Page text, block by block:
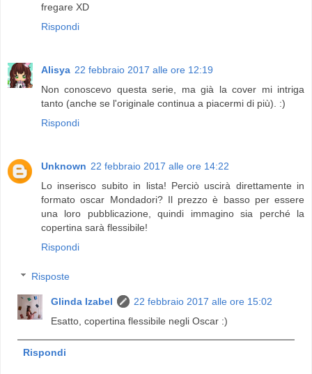
fregare XD
Rispondi
Alisya 22 febbraio 2017 alle ore 12:19
Non conoscevo questa serie, ma già la cover mi intriga
tanto (anche se l'originale continua a piacermi di più). :)
Rispondi
Unknown 22 febbraio 2017 alle ore 14:22
Lo inserisco subito in lista! Perciò uscirà direttamente in
formato oscar Mondadori? Il prezzo è basso per essere
una loro pubblicazione, quindi immagino sia perché la
copertina sarà flessibile!
Rispondi
Risposte
Glinda Izabel
22 febbraio 2017 alle ore 15:02
Esatto, copertina flessibile negli Oscar :)
Rispondi